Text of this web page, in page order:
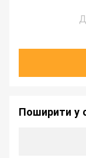
Поширити у